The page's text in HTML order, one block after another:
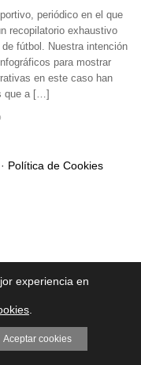
periódico en el que
recopilatorio exhaustivo
fútbol. Nuestra intención
para mostrar
en este caso han
que a […]
· Política de Cookies
experiencia en
Aceptar cookies